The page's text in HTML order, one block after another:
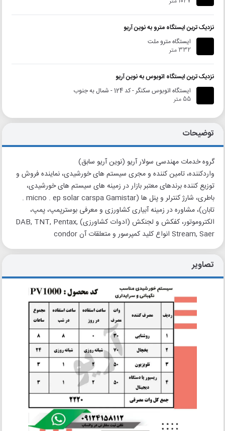
نزدیک ترین ایستگاه مترو به نوین آریو
ایستگاه مترو ملت
332 متر
نزدیک ترین ایستگاه اتوبوس به نوین آریو
ایستگاه اتوبوس سکنگر - کد 124 - شمال به جنوب
55 متر
توضیحات
گروه خدمات مهندسی سولار آریو (نوین آریو سابق)
واردکننده، تامین کننده و مجری سیستم های خورشیدی، نماینده فروش و
توزیع کننده برندهای معتبر بازار در زمینه های سیستم های خورشیدی،
باطری، شارژ کنترلر و پنل ها (micno . ep solar carspa Gamistar .
تابان)، مشاوره در زمینه آبیاری کشاورزی و معرفی بوسترپمپ، پمپ،
الکتروموتور، کفکش و لجنکش (ادوات کشاورزی) DAB, TNT, Pentax,
Stream, Saer انواع کلید کمپرسور و متعلقات آن condor
تصاویر